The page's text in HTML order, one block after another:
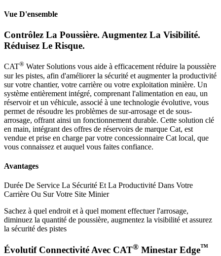
Vue D'ensemble
Contrôlez La Poussière. Augmentez La Visibilité.
Réduisez Le Risque.
CAT® Water Solutions vous aide à efficacement réduire la poussière
sur les pistes, afin d'améliorer la sécurité et augmenter la productivité
sur votre chantier, votre carrière ou votre exploitation minière. Un
système entièrement intégré, comprenant l'alimentation en eau, un
réservoir et un véhicule, associé à une technologie évolutive, vous
permet de résoudre les problèmes de sur-arrosage et de sous-
arrosage, offrant ainsi un fonctionnement durable. Cette solution clé
en main, intégrant des offres de réservoirs de marque Cat, est
vendue et prise en charge par votre concessionnaire Cat local, que
vous connaissez et auquel vous faites confiance.
Avantages
Durée De Service La Sécurité Et La Productivité Dans Votre
Carrière Ou Sur Votre Site Minier
Sachez à quel endroit et à quel moment effectuer l'arrosage,
diminuez la quantité de poussière, augmentez la visibilité et assurez
la sécurité des pistes
Évolutif Connectivité Avec CAT® Minestar Edge™